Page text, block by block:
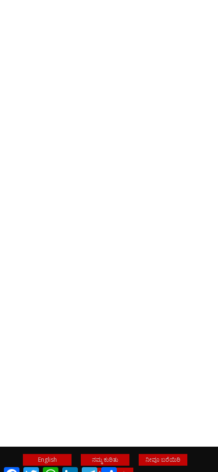
English ನಮ್ಮ ಕುರಿತು
ನೀವೂ ಬರೆಯಿರಿ